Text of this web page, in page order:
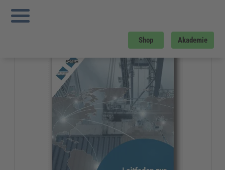
Shop Akademie
Sie sind hier:
Überprüfung von Dual-Use-Gütern